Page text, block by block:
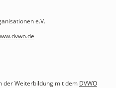
e.V.
der Weiterbildung mit dem DVWO